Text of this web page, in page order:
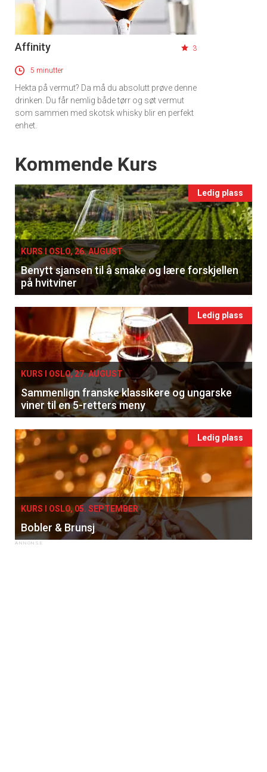
Få ukentlige nyhetsbrev fra
kan fritt velge hvilke du ønsker å få
Registrer deg
Affinity 3
5 minutter
Hekta på vermut? Da må du absolutt prøve denne
drinken. Du får nemlig både tørr og søt vermut
som sammen med skotsk whisky blir en perfekt
enhet.
Events
Kommende Kurs
Ledig plass
KURS I OSLO, 26. AUGUST
Benytt sjansen til å smake og lære forskjellen
på hvitviner
Ledig plass
KURS I OSLO, 27. AUGUST
Sammenlign franske klassikere og ungarske
viner til en 5-retters meny
Ledig plass
KURS I OSLO, 05. SEPTEMBER
Bobler & Brunsj